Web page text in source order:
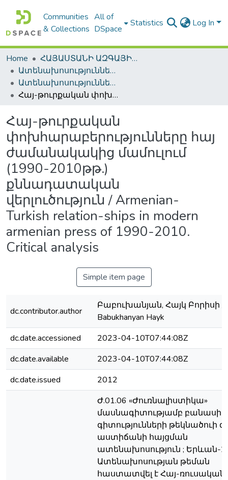
Communities
& Collections
All of
DSpace
Statistics Log In
Home
ՀԱՅԱՍՏԱՆԻ ԱԶԳԱՅԻՆ ԳՐԱԴԱՐԱՆԻ ԹՎԱՅԻՆ ՊԱՀՈՑ / DIGITAL REPOSITORY OF NLA
Ատենախոսություններ և սեղմագրեր / Theses & Abstracts
Ատենախոսություններ և սեղմագրեր / Theses & Abstracts
Հայ-թուրքական փոխհարաբերությունները հայ ժամանակակից մամուլում (1990-2010թթ.) քննադատական վերլուծություն / Armenian-Turkish relation-ships in modern armenian press of 1990-2010. Critical analysis
Հայ-թուրքական
փոխհարաբերությունները հայ
ժամանակակից մամուլում
(1990-2010թթ.)
քննադատական
վերլուծություն / Armenian-
Turkish relation-ships in modern
armenian press of 1990-2010.
Critical analysis
Simple item page
dc.contributor.author
Բաբուխանյան, Հայկ Բորիսի /
Babukhanyan Hayk
dc.date.accessioned
2023-04-10T07:44:08Z
dc.date.available
2023-04-10T07:44:08Z
dc.date.issued
2012
Ժ.01.06 «Ժուռնալիստիկա»
մասնագիտությամբ
գիտությունների թեկնածուի
աստիճանի հայցման
ատենախոսություն ; Երևան-
Ատենախոսության թեման
հաստատվել է Հայ-ռուսական